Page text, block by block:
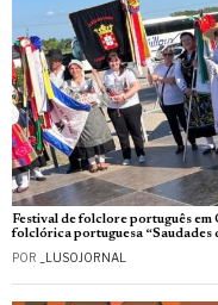
Festival de folclore português
folclórica portuguesa “Saudades
POR _LUSOJORNAL